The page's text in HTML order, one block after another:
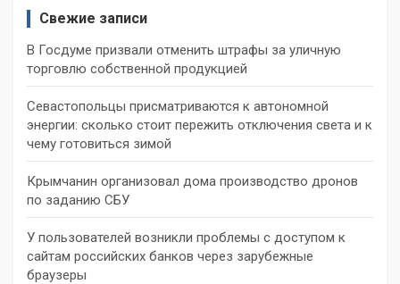
Свежие записи
В Госдуме призвали отменить штрафы за уличную
торговлю собственной продукцией
Севастопольцы присматриваются к автономной
энергии: сколько стоит пережить отключения света и к
чему готовиться зимой
Крымчанин организовал дома производство дронов
по заданию СБУ
У пользователей возникли проблемы с доступом к
сайтам российских банков через зарубежные
браузеры